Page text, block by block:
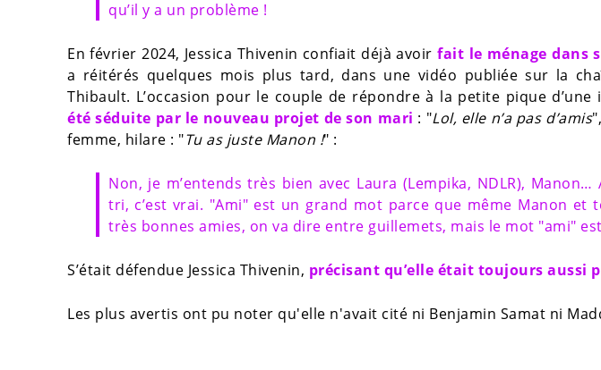
qu’il y a un problème !
En février 2024, Jessica Thivenin confiait déjà avoirfait le ménage dans
a réitérés quelques mois plus tard, dans une vidéo publiée sur la
Thibault. L’occasion pour le couple de répondre à la petite pique d’une
été séduite par le nouveau projet de son mari : "Lol, elle n’a pas d’amis
femme, hilare : "Tu as juste Manon !" :
Non, je m’entends très bien avec Laura (Lempika, NDLR),
tri, c’est vrai. "Ami" est un grand mot parce que même Manon et
très bonnes amies, on va dire entre guillemets, mais le mot "ami"
S’était défendue Jessica Thivenin, précisant qu’elle était toujours aussi
Les plus avertis ont pu noter qu'elle n'avait cité ni Benjamin Samat ni